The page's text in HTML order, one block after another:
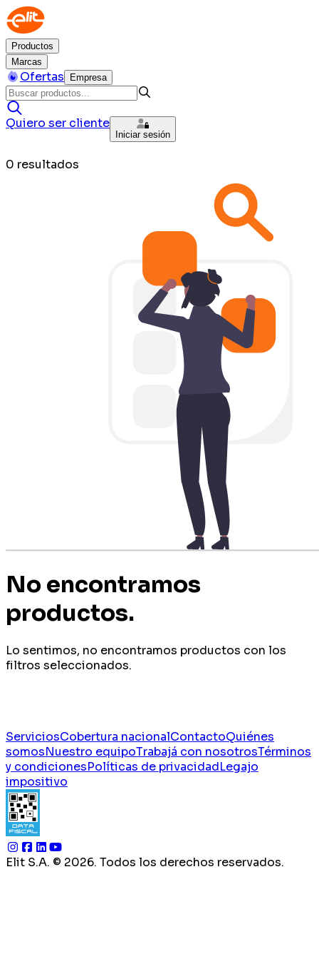
Productos
Marcas
Ofertas Empresa
Quiero ser cliente
Iniciar sesión
0 resultados
No encontramos
productos.
Lo sentimos, no encontramos productos con los
filtros seleccionados.
ServiciosCobertura nacionalContactoQuiénes
somosNuestro equipoTrabajá con nosotrosTérminos
y condicionesPolíticas de privacidadLegajo
impositivo
Elit S.A. © 2026. Todos los derechos reservados.